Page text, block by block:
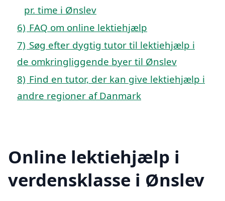
pr. time i Ønslev
6) FAQ om online lektiehjælp
7) Søg efter dygtig tutor til lektiehjælp i
de omkringliggende byer til Ønslev
8) Find en tutor, der kan give lektiehjælp i
andre regioner af Danmark
Online lektiehjælp i
verdensklasse i Ønslev